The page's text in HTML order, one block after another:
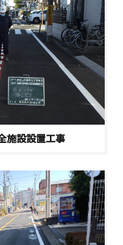
施設設置工事